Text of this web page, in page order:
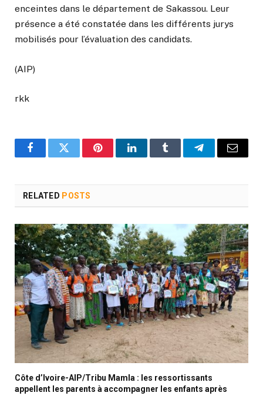
enceintes dans le département de Sakassou. Leur
présence a été constatée dans les différents jurys
mobilisés pour l’évaluation des candidats.
(AIP)
rkk
FacebookTwitter PinterestLinkedInTumblr TelegramEmail
RELATED POSTS
Côte d’Ivoire-AIP/Tribu Mamla : les ressortissants
appellent les parents à accompagner les enfants après